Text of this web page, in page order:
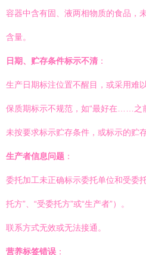
容器中含有固、液两相物质的食品，
含量。
日期、贮存条件标示不清 ：
生产日期标注位置不醒目，或采用难
保质期标示不规范，如“最好在……之
未按要求标示贮存条件，或标示的贮
生产者信息问题 ：
委托加工未正确标示委托单位和受委
托方”、“受委托方”或“生产者”）。
联系方式无效或无法接通。
营养标签错误 ：